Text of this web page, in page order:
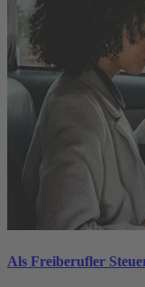
Als Freiberufler